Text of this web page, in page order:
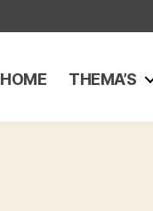
HOME THEMA’S